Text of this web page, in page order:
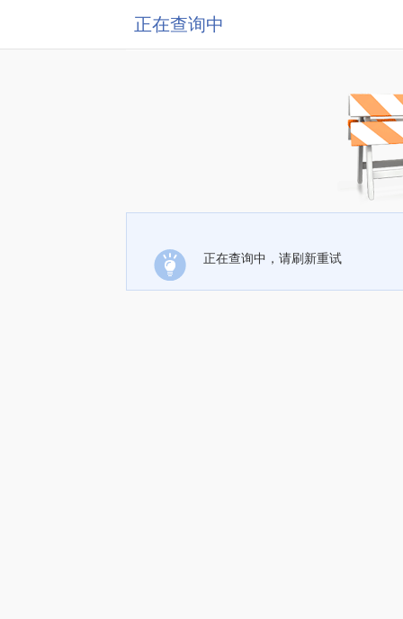
正在查询中
正在查询中，请刷新重试